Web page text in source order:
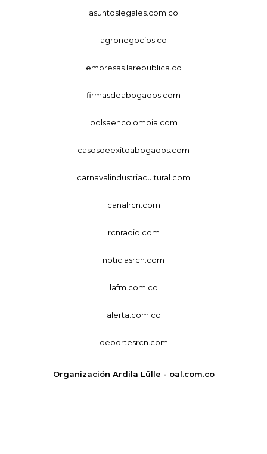
asuntoslegales.com.co
agronegocios.co
empresas.larepublica.co
firmasdeabogados.com
bolsaencolombia.com
casosdeexitoabogados.com
carnavalindustriacultural.com
canalrcn.com
rcnradio.com
noticiasrcn.com
lafm.com.co
alerta.com.co
deportesrcn.com
Organización Ardila Lülle - oal.com.co